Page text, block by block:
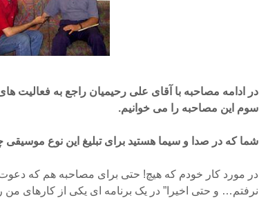
در ادامه مصاحبه با آقای علی رحیمیان راجع به
سوم این مصاحبه را می خوانیم.
شما که در صدا و سیما هستید برای تبلیغ این نوع موسیقی
در مورد کار خودم که هیچ! حتی برای مصاحبه هم که
نرفتم… و حتی اخیرا” در یک برنامه ای یکی از کارهای